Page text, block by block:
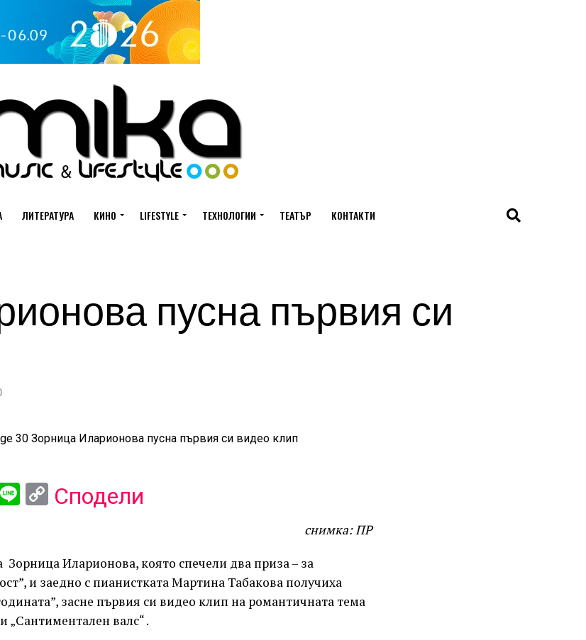
ЛИТЕРАТУРА КИНО LIFESTYLE ТЕХНОЛОГИИ ТЕАТЪР КОНТАКТИ
пусна първия си
LineCopy
Сподели
снимка: ПР
Зорница Иларионова, която спечели два приза – за
и заедно с пианистката Мартина Табакова получиха
засне първия си видео клип на романтичната тема
„Сантиментален валс“ .